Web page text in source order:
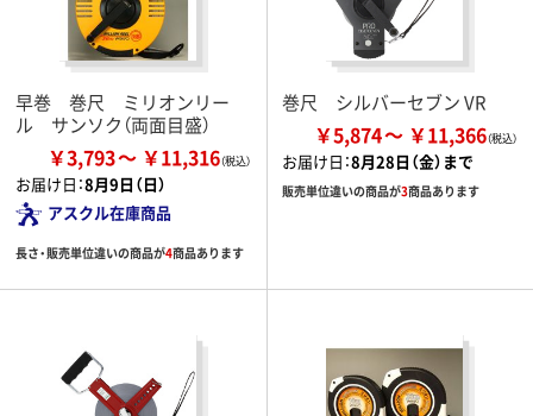
早巻 巻尺 ミリオンリー
ル サンソク（両面目盛）
￥3,793 ￥11,316
お届け日：8月9日（日）
アスクル在庫商品
長さ・販売単位違いの商品が4商品あります
巻尺 シルバーセブン VR
￥5,874 ￥11,366
お届け日：8月28日（金）まで
販売単位違いの商品が3商品あります